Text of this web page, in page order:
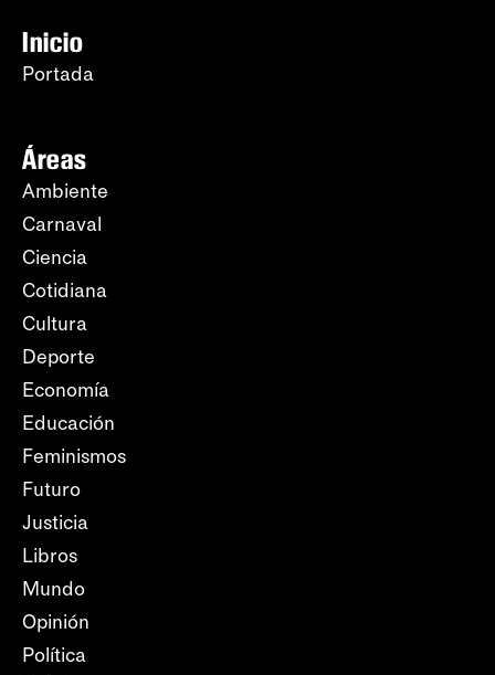
Inicio
Portada
Áreas
Ambiente
Carnaval
Ciencia
Cotidiana
Cultura
Deporte
Economía
Educación
Feminismos
Futuro
Justicia
Libros
Mundo
Opinión
Política